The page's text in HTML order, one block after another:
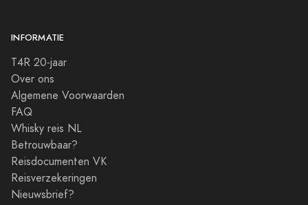
INFORMATIE
T4R 20-jaar
Over ons
Algemene Voorwaarden
FAQ
Whisky reis NL
Betrouwbaar?
Reisdocumenten VK
Reisverzekeringen
Nieuwsbrief?